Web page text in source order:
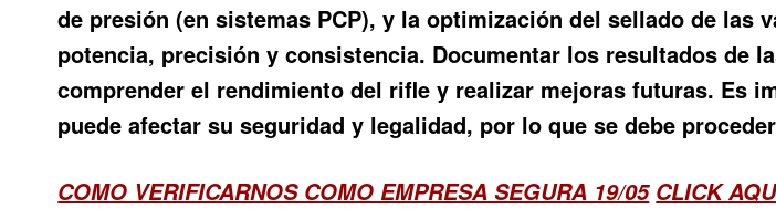
de presión (en sistemas PCP), y la optimización del sellado de
potencia, precisión y consistencia. Documentar los resultados de
comprender el rendimiento del rifle y realizar mejoras futuras. Es
puede afectar su seguridad y legalidad, por lo que se debe
COMO VERIFICARNOS COMO EMPRESA SEGURA 19/05 CLICK